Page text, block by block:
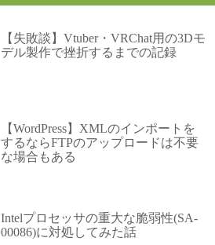
【失敗談】Vtuber・VRChat用の3Dモ
デル製作で挫折するまでの記録
【WordPress】XMLのインポートを
するならFTPのアップロードは不要
な場合もある
Intelプロセッサの重大な脆弱性(SA-
00086)に対処してみた話